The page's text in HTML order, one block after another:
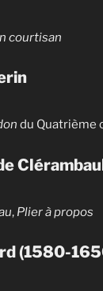
courtisan
du Quatrième
, Plier à propos
(1580-